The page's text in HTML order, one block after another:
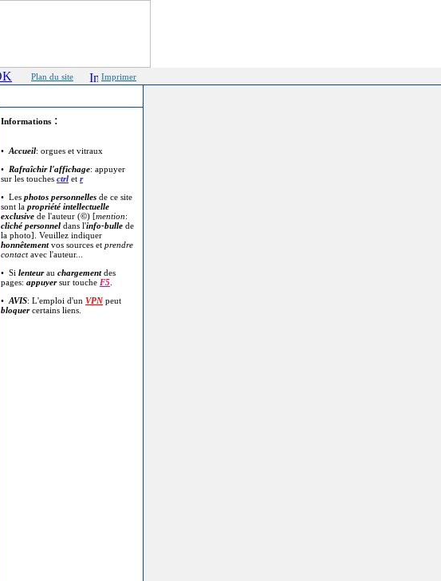
Plan du site Imprimer
Informations :
• Accueil: orgues et vitraux
• Rafraîchir l'affichage: appuyer
sur les touches ctrl et r
• Les photos personnelles de ce site
sont la propriété intellectuelle
exclusive de l'auteur (©) [mention:
cliché personnel dans l'info-bulle de
la photo]. Veuillez indiquer
honnêtementvos sources et prendre
contactavec l'auteur...
• Si lenteurau chargementdes
pages: appuyersur touche F5
• AVIS: L'emploi d'un VPNpeut
bloquercertains liens.